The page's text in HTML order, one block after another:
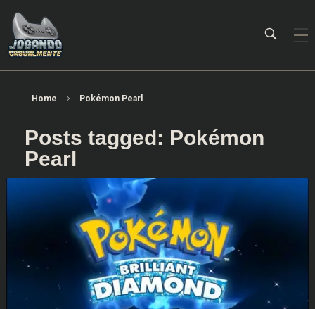
Home Pokémon Pearl
Posts tagged: Pokémon
Pearl